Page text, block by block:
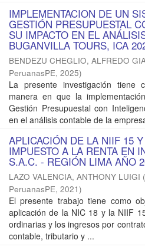
IMPLEMENTACION DE UN
GESTIÓN PRESUPUESTAL
SU IMPACTO EN EL
BUGANVILLA TOURS, ICA
BENDEZU CHEGLIO, ALFREDO
PeruanasPE, 2025)
La presente investigación tiene
manera en que la
Gestión Presupuestal con
en el análisis contable de la
APLICACIÓN DE LA NIIF 15
IMPUESTO A LA RENTA EN
S.A.C. - REGIÓN LIMA AÑO
LAZO VALENCIA, ANTHONY LUIGI (
PeruanasPE, 2021)
El presente trabajo tiene como
aplicación de la NIC 18 y la NIIF
ordinarias y los ingresos por
contable, tributario y ...